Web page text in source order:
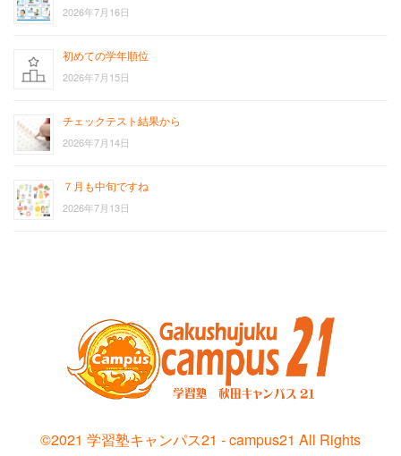
2026年7月16日
初めての学年順位
2026年7月15日
チェックテスト結果から
2026年7月14日
７月も中旬ですね
2026年7月13日
シ
©2021 学習塾キャンパス21 - campus21 All Rights